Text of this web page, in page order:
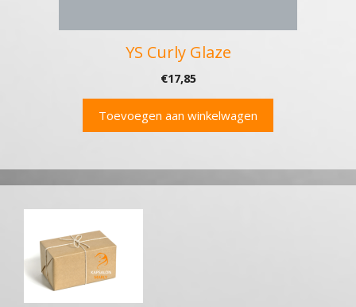
YS Curly Glaze
€17,85
Toevoegen aan winkelwagen